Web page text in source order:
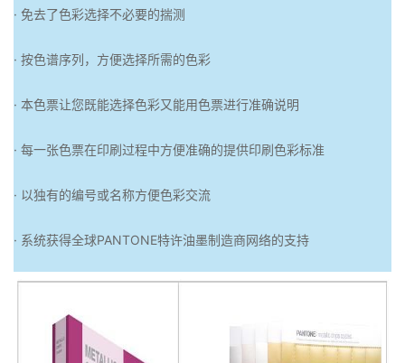
· 免去了色彩选择不必要的揣测
· 按色谱序列，方便选择所需的色彩
· 本色票让您既能选择色彩又能用色票进行准确说明
· 每一张色票在印刷过程中方便准确的提供印刷色彩标准
· 以独有的编号或名称方便色彩交流
· 系统获得全球PANTONE特许油墨制造商网络的支持